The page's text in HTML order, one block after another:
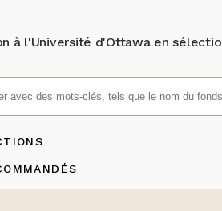
à l'Université d'Ottawa en
services
tenir au
bénévolat. Si
5857 ou au 1-
conditions
mondiale et